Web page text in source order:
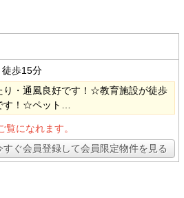
徒歩15分
・通風良好です！☆教育施設が徒歩
す！☆ペット…
になれます。
すぐ会員登録して会員限定物件を見る